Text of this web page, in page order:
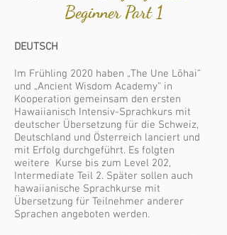
Beginner Part 1
DEUTSCH
Im Frühling 2020 haben „The Une Lōhai“
und „Ancient Wisdom Academy“ in
Kooperation gemeinsam den ersten
Hawaiianisch Intensiv-Sprachkurs mit
deutscher Übersetzung für die Schweiz,
Deutschland und Österreich lanciert und
mit Erfolg durchgeführt. Es folgten
weitere Kurse bis zum Level 202,
Intermediate Teil 2. Später sollen auch
hawaiianische Sprachkurse mit
Übersetzung für Teilnehmer anderer
Sprachen angeboten werden.